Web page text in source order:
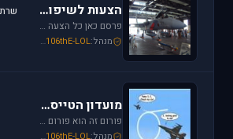
הצעות לשיפור / הערות ומתן פידבק
פרסם כאן כל הצעה לשיפור שברצונך לראות מתגשמת או הערות לגבי דברים שברצונך לראות נעלמים או מציקים לך.
מנהל: ,106thE-LOL
מועדון הטייסים
פורום זה הוא פורום (OT (Off Topic פרסם כאן כל הודעה שמתחשקת לך וראויה לדיון.
מנהל: ,106thE-LOL